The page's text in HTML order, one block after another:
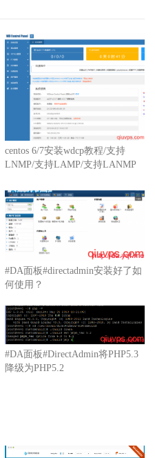
centos 6/7安装wdcp教程/支持
LNMP/支持LAMP/支持LANMP
#DA面板#directadmin安装好了如
何使用？
#DA面板#DirectAdmin将PHP5.3
降级为PHP5.2